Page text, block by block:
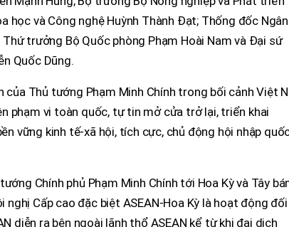
học và Công nghệ Huỳnh Thành Đạt; Thống đốc Ngân
trưởng Bộ Quốc phòng Phạm Hoài Nam và Đại sứ
Quốc Dũng.
Thủ tướng Phạm Minh Chính trong bối cảnh Việt
phạm vi toàn quốc, tự tin mở cửa trở lại, triển khai
vững kinh tế-xã hội, tích cực, chủ động hội nhập
Chính phủ Phạm Minh Chính tới Hoa Kỳ và Tây
Cấp cao đặc biệt ASEAN-Hoa Kỳ là hoạt động đối
diễn ra bên ngoài lãnh thổ ASEAN kể từ khi đại dịch